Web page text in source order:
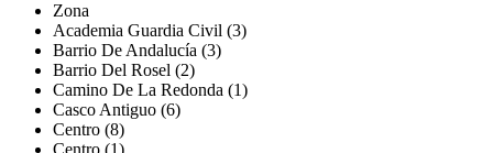
Zona
Academia Guardia Civil (3)
Barrio De Andalucía (3)
Barrio Del Rosel (2)
Camino De La Redonda (1)
Casco Antiguo (6)
Centro (8)